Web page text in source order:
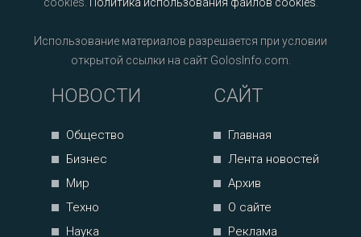
Использование материалов разрешается при условии
открытой ссылки на сайт GolosInfo.com.
НОВОСТИ
Общество
Бизнес
Мир
Техно
Наука
САЙТ
Главная
Лента новостей
Архив
О сайте
Реклама